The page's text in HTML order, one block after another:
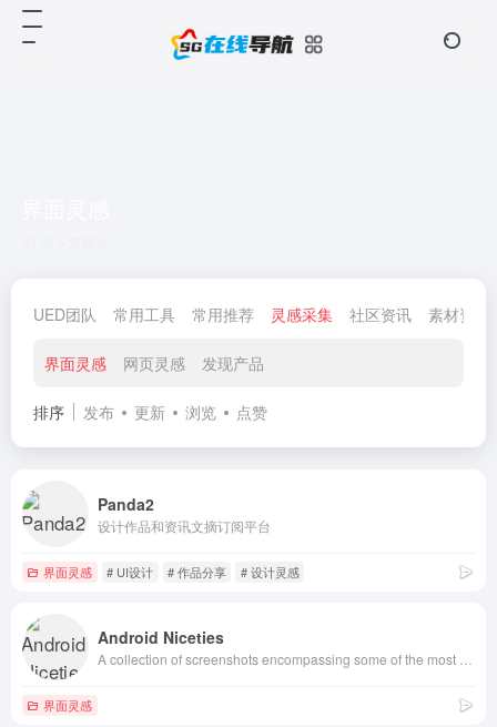
UED团队 常用工具 常用推荐 灵感采集 社区资讯 素材资源
界面灵感 网页灵感 发现产品
排序 发布 更新 浏览 点赞
Panda2
设计作品和资讯文摘订阅平台
界面灵感 # UI设计 # 作品分享 # 设计灵感
Android Niceties
界面灵感